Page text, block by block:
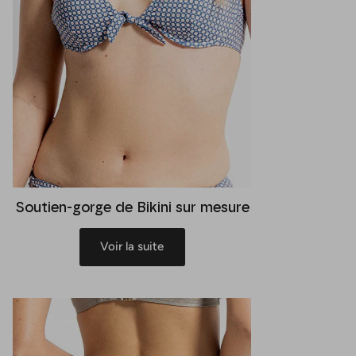
Soutien-gorge de Bikini sur mesure
Voir la suite